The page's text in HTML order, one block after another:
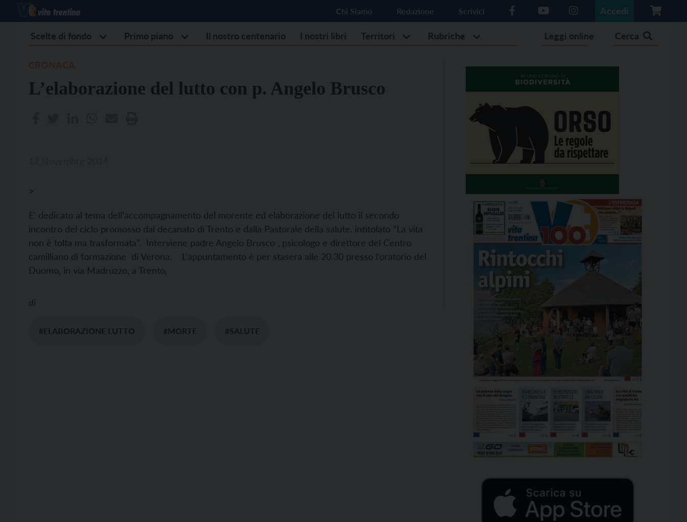
Chi Siamo Redazione Scrivici Accedi
Scelte di fondo Primo piano Il nostro centenario I nostri libri Territori Rubriche Leggi online Cerca
L’elaborazione del lutto con p. Angelo Brusco
>
E’ dedicato al tema dell’accompagnamento del morente ed elaborazione del lutto il secondo
incontro del ciclo promosso dal decanato di Trento e dalla Pastorale della salute. intitolato “La vita
non è tolta ma trasformata”. Interviene padre Angelo Brusco , psicologo e direttore del Centro
camilliano di formazione di Verona. L’appuntamento è per stasera alle 20.30 presso l’oratorio del
Duomo, in via Madruzzo, a Trento,
di
#ELABORAZIONE LUTTO #MORTE #SALUTE